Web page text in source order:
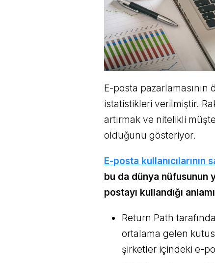
E-posta
istatistikleri verilmiştir.
artırmak ve nitelikli
olduğunu gösteriyor.
E-posta kullanıcılarının
bu da dünya nüfusunun
postayı kullandığı
Return Path
ortalama gelen
şirketler içindeki e-